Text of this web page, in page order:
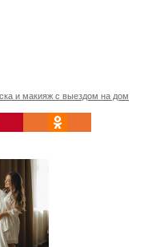
и макияж с выездом на дом